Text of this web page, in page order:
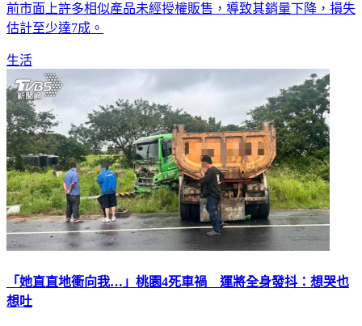
前市面上許多相似產品未經授權販售，導致其銷量下降，損失
估計至少達7成。
生活
「她直直地衝向我…」桃園4死車禍 運將全身發抖：想哭也
想吐